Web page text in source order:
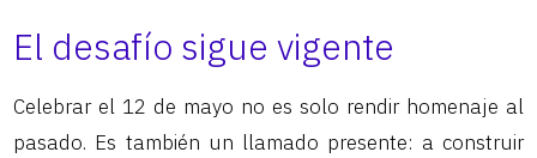
El desafío sigue vigente
Celebrar el 12 de mayo no es solo rendir homenaje al
pasado. Es también un llamado presente: a construir